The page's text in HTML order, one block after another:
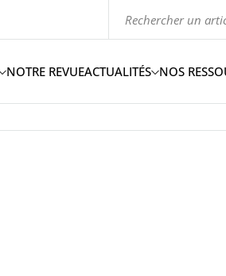
NOTRE REVUEACTUALITÉS NOS